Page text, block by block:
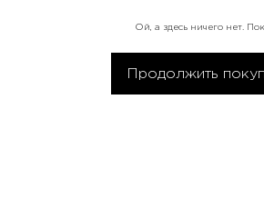
Ой, а здесь ничего нет.
Продолжить